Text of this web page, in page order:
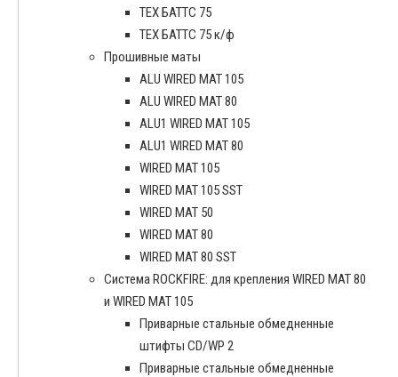
ТЕХ БАТТС 75
ТЕХ БАТТС 75 к/ф
Прошивные маты
ALU WIRED MAT 105
ALU WIRED MAT 80
ALU1 WIRED MAT 105
ALU1 WIRED MAT 80
WIRED MAT 105
WIRED MAT 105 SST
WIRED MAT 50
WIRED MAT 80
WIRED MAT 80 SST
Система ROCKFIRE: для крепления WIRED MAT 80
и WIRED MAT 105
Приварные стальные обмедненные
штифты CD/WP 2
Приварные стальные обмедненные